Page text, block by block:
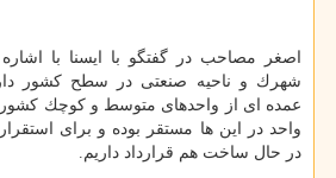
شهرك و ناحیه صنعتی در سطح كشور
در حال ساخت هم قرارداد داریم.